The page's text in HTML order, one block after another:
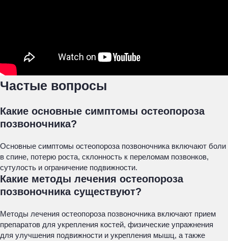
Частые вопросы
Какие основные симптомы остеопороза
позвоночника?
Основные симптомы остеопороза позвоночника включают боли
в спине, потерю роста, склонность к переломам позвонков,
сутулость и ограничение подвижности.
Какие методы лечения остеопороза
позвоночника существуют?
Методы лечения остеопороза позвоночника включают прием
препаратов для укрепления костей, физические упражнения
для улучшения подвижности и укрепления мышц, а также